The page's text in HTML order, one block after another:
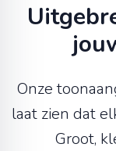
Onze
laat zien dat
Groot,